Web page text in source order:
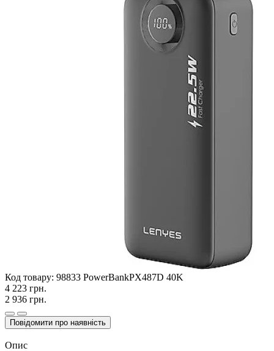
Код товару: 98833 PowerBankPX487D 40K
4 223 грн.
2 936 грн.
Повідомити про наявність
Опис